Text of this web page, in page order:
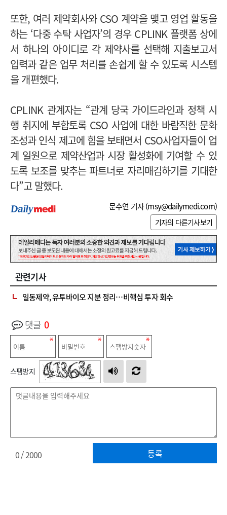
또한, 여러 제약회사와 CSO 계약을 맺고 영업 활동을
하는 ‘다중 수탁 사업자’의 경우 CPLINK 플랫폼 상에
서 하나의 아이디로 각 제약사를 선택해 지출보고서
입력과 같은 업무 처리를 손쉽게 할 수 있도록 시스템
을 개편했다.
CPLINK 관계자는“관계 당국 가이드라인과 정책 시
행 취지에 부합토록 CSO 사업에 대한 바람직한 문화
조성과 인식 제고에 힘을 보태면서 CSO사업자들이 업
계 일원으로 제약산업과 시장 활성화에 기여할 수 있
도록 보조를 맞추는 파트너로 자리매김하기를 기대한
다”고 말했다.
문수연 기자 (msy@dailymedi.com)
기자의 다른기사보기
관련기사
일동제약, 유투바이오 지분 정리…비핵심 투자 회수
댓글 0
스팸방지
등록
0/ 2000